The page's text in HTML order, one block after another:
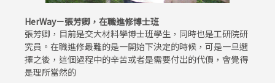
HerWay－張芳卿，在職進修博士班
張芳卿，目前是交大材料學博士班學生，同時也是工研院研
究員。在職進修最難的是一開始下決定的時候，可是一旦選
擇之後，這個過程中的辛苦或者是需要付出的代價，會覺得
是理所當然的